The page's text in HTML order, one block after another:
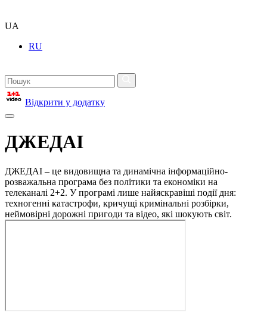
UA
RU
Відкрити у додатку
ДЖЕДАІ
ДЖЕДАІ – це видовищна та динамічна інформаційно-
розважальна програма без політики та економіки на
телеканалі 2+2. У програмі лише найяскравіші події дня:
техногенні катастрофи, кричущі кримінальні розбірки,
неймовірні дорожні пригоди та відео, які шокують світ.